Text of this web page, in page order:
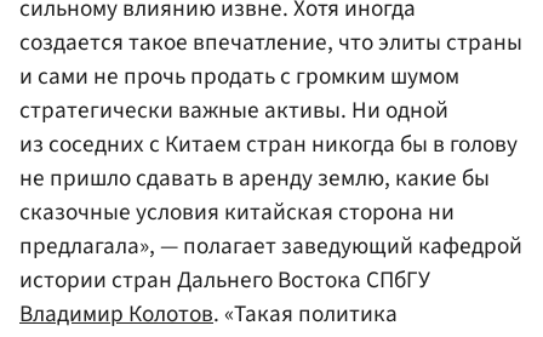
сильному влиянию извне. Хотя иногда
создается такое впечатление, что элиты страны
и сами не прочь продать с громким шумом
стратегически важные активы. Ни одной
из соседних с Китаем стран никогда бы в голову
не пришло сдавать в аренду землю, какие бы
сказочные условия китайская сторона ни
предлагала», — полагает заведующий кафедрой
истории стран Дальнего Востока СПбГУ
Владимир Колотов. «Такая политика